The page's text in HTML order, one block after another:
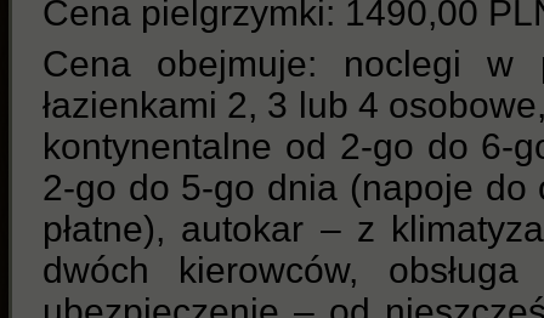
Cena pielgrzymki: 1490,00
Cena obejmuje: noclegi w
łazienkami 2, 3 lub 4
kontynentalne od 2-go do 6-
2-go do 5-go dnia (napoje do
płatne), autokar – z
dwóch kierowców,